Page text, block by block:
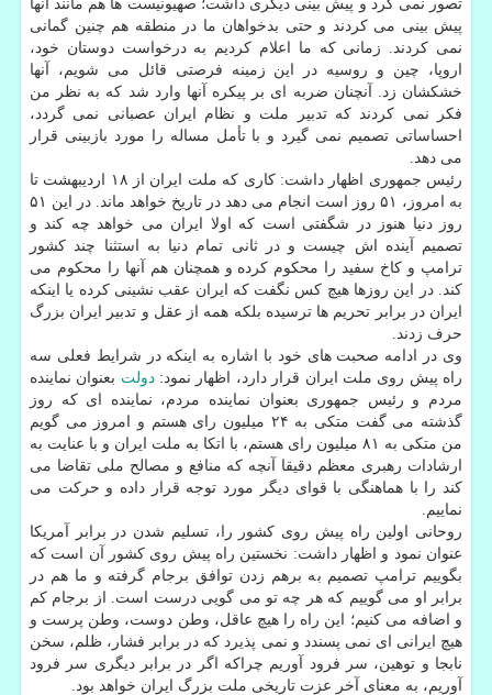
تصور نمی كرد و پیش بینی دیگری داشت؛ صهیونیست ها هم مانند آنها
پیش بینی می كردند و حتی بدخواهان ما در منطقه هم چنین گمانی
نمی كردند. زمانی كه ما اعلام كردیم به درخواست دوستان خود،
اروپا، چین و روسیه در این زمینه فرصتی قائل می شویم، آنها
خشكشان زد. آنچنان ضربه ای بر پیكره آنها وارد شد كه به نظر من
فكر نمی كردند كه تدبیر ملت و نظام ایران عصبانی نمی گردد،
احساساتی تصمیم نمی گیرد و با تأمل مساله را مورد بازبینی قرار
می دهد.
رئیس جمهوری اظهار داشت: كاری كه ملت ایران از ۱۸ اردیبهشت تا
به امروز، ۵۱ روز است انجام می دهد در تاریخ خواهد ماند. در این ۵۱
روز دنیا هنوز در شگفتی است كه اولا ایران می خواهد چه كند و
تصمیم آینده اش چیست و در ثانی تمام دنیا به استثنا چند كشور
ترامپ و كاخ سفید را محكوم كرده و همچنان هم آنها را محكوم می
كند. در این روزها هیچ كس نگفت كه ایران عقب نشینی كرده یا اینكه
ایران در برابر تحریم ها ترسیده بلكه همه از عقل و تدبیر ایران بزرگ
حرف زدند.
وی در ادامه صحبت های خود با اشاره به اینكه در شرایط فعلی سه
راه پیش روی ملت ایران قرار دارد، اظهار نمود:دولت بعنوان نماینده
مردم و رئیس جمهوری بعنوان نماینده مردم، نماینده ای كه روز
گذشته می گفت متكی به ۲۴ میلیون رای هستم و امروز می گویم
من متكی به ۸۱ میلیون رای هستم، با اتكا به ملت ایران و با عنایت به
ارشادات رهبری معظم دقیقا آنچه كه منافع و مصالح ملی تقاضا می
كند را با هماهنگی با قوای دیگر مورد توجه قرار داده و حركت می
نماییم.
روحانی اولین راه پیش روی كشور را، تسلیم شدن در برابر آمریكا
عنوان نمود و اظهار داشت: نخستین راه پیش روی كشور آن است كه
بگوییم ترامپ تصمیم به برهم زدن توافق برجام گرفته و ما هم در
برابر او می گوییم كه هر چه تو می گویی درست است. از برجام كم
و اضافه می كنیم؛ این راه را هیچ عاقل، وطن دوست، وطن پرست و
هیچ ایرانی ای نمی پسندد و نمی پذیرد كه در برابر فشار، ظلم، سخن
نابجا و توهین، سر فرود آوریم چراكه اگر در برابر دیگری سر فرود
آوریم، به معنای آخر عزت تاریخی ملت بزرگ ایران خواهد بود.